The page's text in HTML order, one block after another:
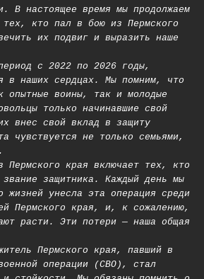
В настоящее время мы продолжаем
тех, кто пал в бою из Пермского
их подвиг и выразить наше
с 2022 по 2026 годы,
в наших сердцах. Мы помним, что
опытные воины, так и молодые
только начинавшие свой
внес свой вклад в защиту
чувствуется не только семьями,
Пермского края включает тех, кто
защитника. Каждый день мы
жизней унесла эта операция среди
Пермского края, и, к сожалению,
расти. Эти потери — наша общая
Пермского края, павший в
операции (СВО), стал